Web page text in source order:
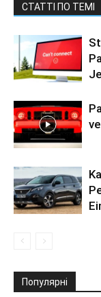
СТАТТІ ПО ТЕМІ
Популярні